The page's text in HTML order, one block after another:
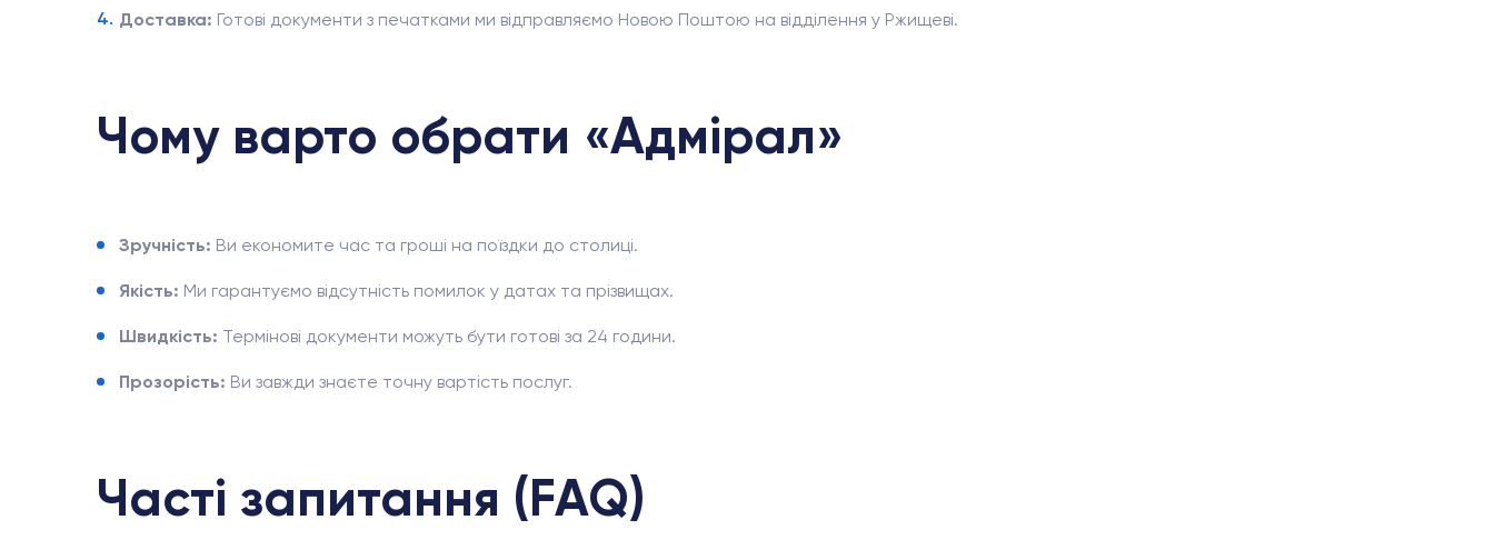
Доставка: Готові документи з печатками ми відправляємо Новою Поштою на відділення у Ржищеві.
Чому варто обрати «Адмірал»
Зручність: Ви економите час та гроші на поїздки до столиці.
Якість: Ми гарантуємо відсутність помилок у датах та прізвищах.
Швидкість: Термінові документи можуть бути готові за 24 години.
Прозорість: Ви завжди знаєте точну вартість послуг.
Часті запитання (FAQ)